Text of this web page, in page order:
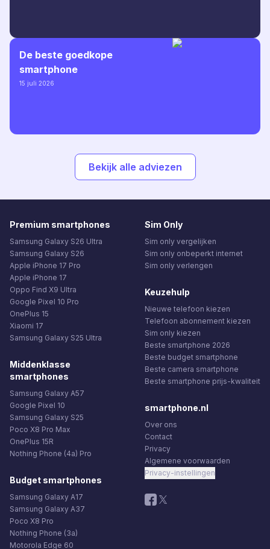
De beste goedkope
smartphone
15 juli 2026
Bekijk alle adviezen
Premium smartphones
Samsung Galaxy S26 Ultra
Samsung Galaxy S26
Apple iPhone 17 Pro
Apple iPhone 17
Oppo Find X9 Ultra
Google Pixel 10 Pro
OnePlus 15
Xiaomi 17
Samsung Galaxy S25 Ultra
Middenklasse
smartphones
Samsung Galaxy A57
Google Pixel 10
Samsung Galaxy S25
Poco X8 Pro Max
OnePlus 15R
Nothing Phone (4a) Pro
Budget smartphones
Samsung Galaxy A17
Samsung Galaxy A37
Poco X8 Pro
Nothing Phone (3a)
Motorola Edge 60
Sim Only
Sim only vergelijken
Sim only onbeperkt internet
Sim only verlengen
Keuzehulp
Nieuwe telefoon kiezen
Telefoon abonnement kiezen
Sim only kiezen
Beste smartphone 2026
Beste budget smartphone
Beste camera smartphone
Beste smartphone prijs-kwaliteit
smartphone.nl
Over ons
Contact
Privacy
Algemene voorwaarden
Privacy-instellingen